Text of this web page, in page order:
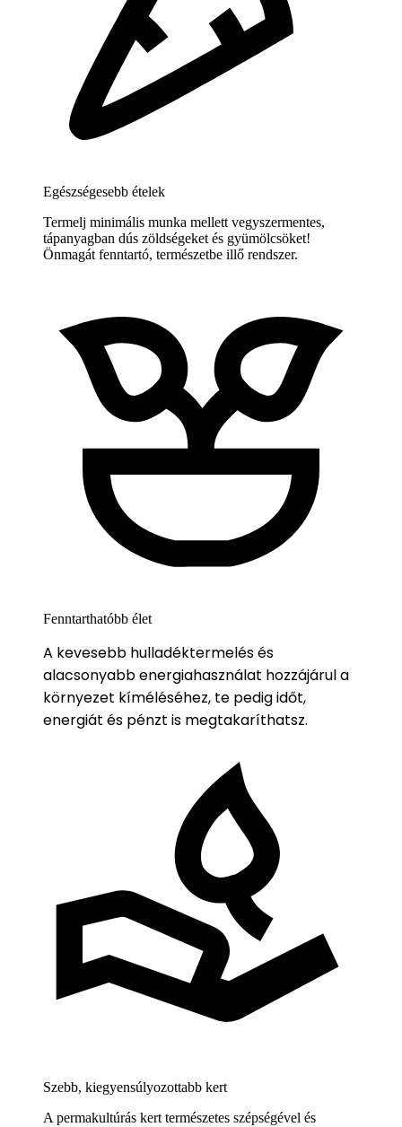
Egészségesebb ételek
Termelj minimális munka mellett vegyszermentes,
tápanyagban dús zöldségeket és gyümölcsöket!
Önmagát fenntartó, természetbe illő rendszer.
Fenntarthatóbb élet
A kevesebb hulladéktermelés és
alacsonyabb energiahasználat hozzájárul a
környezet kíméléséhez, te pedig időt,
energiát és pénzt is megtakaríthatsz.
Szebb, kiegyensúlyozottabb kert
A permakultúrás kert természetes szépségével és